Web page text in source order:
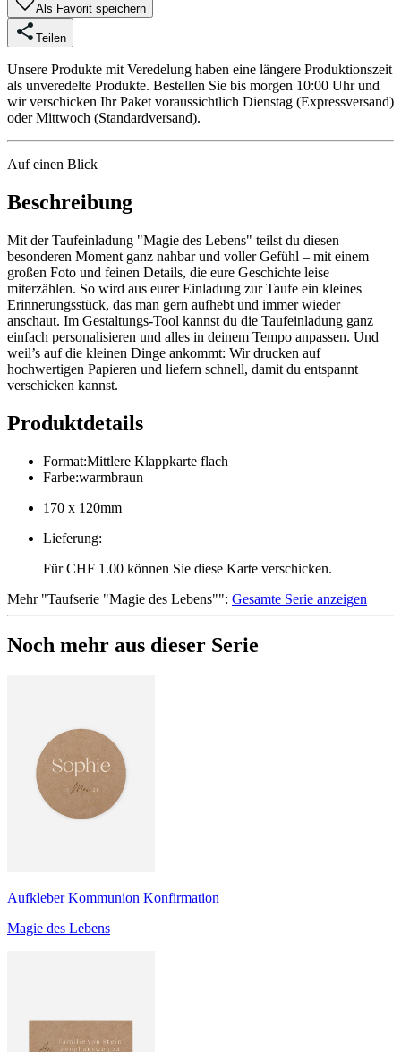
Als Favorit speichern
Teilen
Unsere Produkte mit Veredelung haben eine längere Produktionszeit
als unveredelte Produkte. Bestellen Sie bis morgen 10:00 Uhr und
wir verschicken Ihr Paket voraussichtlich Dienstag (Expressversand)
oder Mittwoch (Standardversand).
Auf einen Blick
Beschreibung
Mit der Taufeinladung "Magie des Lebens" teilst du diesen
besonderen Moment ganz nahbar und voller Gefühl – mit einem
großen Foto und feinen Details, die eure Geschichte leise
miterzählen. So wird aus eurer Einladung zur Taufe ein kleines
Erinnerungsstück, das man gern aufhebt und immer wieder
anschaut. Im Gestaltungs-Tool kannst du die Taufeinladung ganz
einfach personalisieren und alles in deinem Tempo anpassen. Und
weil’s auf die kleinen Dinge ankommt: Wir drucken auf
hochwertigen Papieren und liefern schnell, damit du entspannt
verschicken kannst.
Produktdetails
Format:Mittlere Klappkarte flach
Farbe:warmbraun
170 x 120mm
Lieferung:
Für CHF 1.00 können Sie diese Karte verschicken.
Mehr"Taufserie "Magie des Lebens"": Gesamte Serie anzeigen
Noch mehr aus dieser Serie
Aufkleber Kommunion Konfirmation
Magie des Lebens